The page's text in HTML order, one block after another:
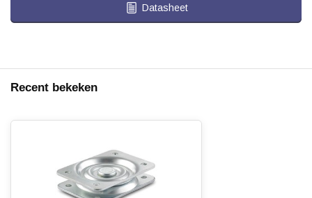
Datasheet
Recent bekeken